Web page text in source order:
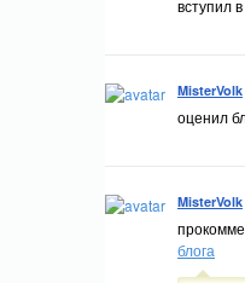
вступил
MisterVolk
оценил
MisterVolk
блога